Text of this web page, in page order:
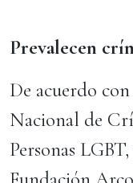
Prevalecen
De acuerdo
Nacional de
Personas